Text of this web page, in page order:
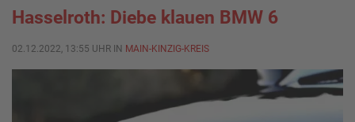
Hasselroth: Diebe klauen BMW 6
02.12.2022, 13:55 UHR IN MAIN-KINZIG-KREIS